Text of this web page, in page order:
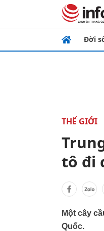
Đời
THẾ GIỚI
tô đi
Một cây
Quốc.